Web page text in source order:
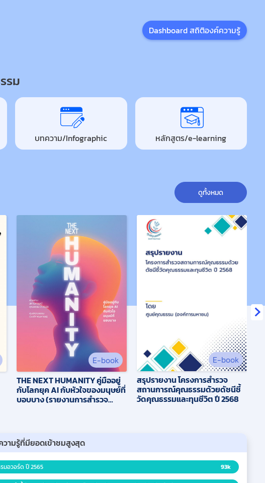
Dashboard สถิติองค์ความรู้
รม
บทความ/Infographic หลักสูตร/e-learning
ดูทั้งหมด
E-book
THE NEXT HUMANITY คู่มืออยู่
กับโลกยุค AI กับหัวใจของมนุษย์ที่
บอบบาง (รายงานการสำรวจ
E-book
สรุปรายงาน โครงการสำรวจ
สถานการณ์คุณธรรมด้วยดัชนีชี้
วัดคุณธรรมและทุนชีวิต ปี 2568
ามรู้ที่มียอดเข้าชมสูงสุด
มอวอร์ด ปี 2565 93k